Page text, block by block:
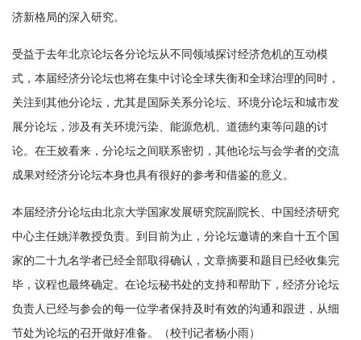
济新格局的深入研究。
受益于去年北京论坛各分论坛从不同领域探讨经济危机的互动模
式，本届经济分论坛也将在集中讨论全球失衡和全球治理的同时，
关注到其他分论坛，尤其是国际关系分论坛、环境分论坛和城市发
展分论坛，涉及有关环境污染、能源危机、道德约束等问题的讨
论。在王姣看来，分论坛之间联系密切，其他论坛与会学者的交流
成果对经济分论坛本身也具有很好的参考和借鉴的意义。
本届经济分论坛由北京大学国家发展研究院副院长、中国经济研究
中心主任姚洋教授负责。到目前为止，分论坛邀请的来自十五个国
家的二十九名学者已经全部取得确认，文章摘要和题目已经收集完
毕，议程也最终确定。在论坛秘书处的支持和帮助下，经济分论坛
负责人已经与参会的每一位学者保持及时有效的沟通和跟进，从细
节处为论坛的召开做好准备。（校刊记者杨小雨）